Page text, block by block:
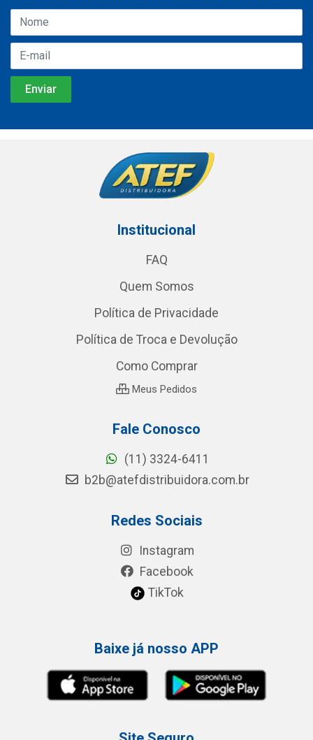
Institucional
FAQ
Quem Somos
Política de Privacidade
Política de Troca e Devolução
Como Comprar
Meus Pedidos
Fale Conosco
(11) 3324-6411
b2b@atefdistribuidora.com.br
Redes Sociais
Instagram
Facebook
TikTok
Baixe já nosso APP